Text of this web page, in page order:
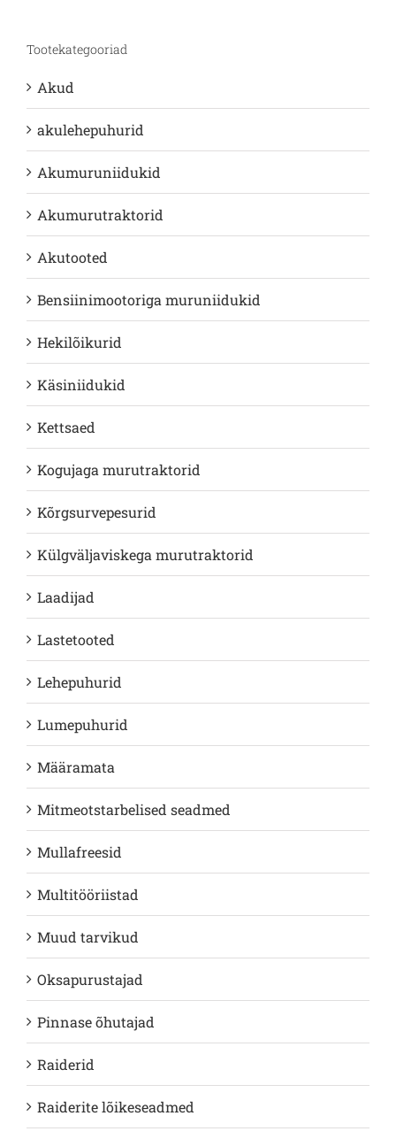
Tootekategooriad
Akud
akulehepuhurid
Akumuruniidukid
Akumurutraktorid
Akutooted
Bensiinimootoriga muruniidukid
Hekilõikurid
Käsiniidukid
Kettsaed
Kogujaga murutraktorid
Kõrgsurvepesurid
Külgväljaviskega murutraktorid
Laadijad
Lastetooted
Lehepuhurid
Lumepuhurid
Määramata
Mitmeotstarbelised seadmed
Mullafreesid
Multitööriistad
Muud tarvikud
Oksapurustajad
Pinnase õhutajad
Raiderid
Raiderite lõikeseadmed